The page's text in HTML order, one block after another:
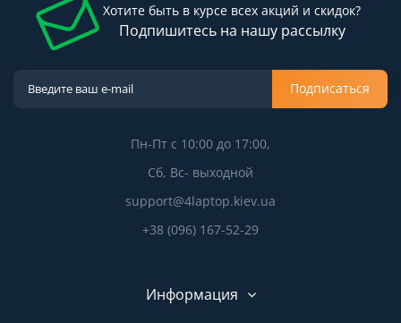
Хотите быть в курсе всех акций и скидок?
Подпишитесь на нашу рассылку
Подписаться
Пн-Пт с 10:00 до 17:00,
Сб, Вс- выходной
support@4laptop.kiev.ua
+38 (096) 167-52-29
Информация